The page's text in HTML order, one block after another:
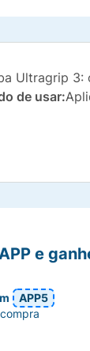
Ultragrip 3:
de usar:
e
APP5